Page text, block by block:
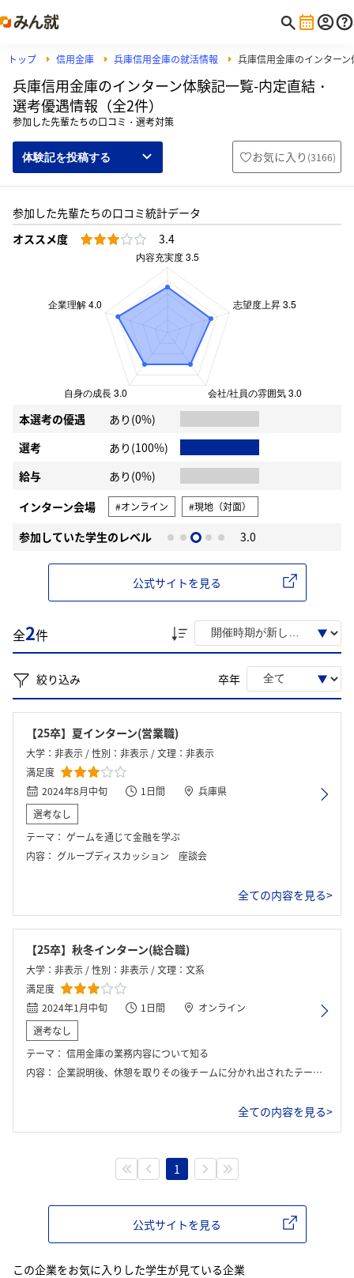
トップ 信用金庫 兵庫信用金庫の就活情報 兵庫信用金庫のインター
兵庫信用金庫のインターン体験記一覧-内定直結・
選考優遇情報（全2件）
参加した先輩たちの口コミ・選考対策
体験記を投稿する お気に入り (3166)
参加した先輩たちの口コミ統計データ
オススメ度
3.4
本選考の優遇
あり(0%)
選考
あり(100%)
給与
あり(0%)
インターン会場
#オンライン #現地（対面）
参加していた学生のレベル 3.0
公式サイトを見る
全2件
絞り込み 卒年
【25卒】夏インターン(営業職)
大学：非表示 / 性別：非表示 / 文理：非表示
満足度
2024年8月中旬
1日間
兵庫県
選考なし
テーマ： ゲームを通じて金融を学ぶ
内容： グループディスカッション 座談会
全ての内容を見る>
【25卒】秋冬インターン(総合職)
大学：非表示 / 性別：非表示 / 文理：文系
満足度
2024年1月中旬
1日間
オンライン
選考なし
テーマ： 信用金庫の業務内容について知る
内容： 企業説明後、休憩を取りその後チームに分かれ出されたテーマについて話し合う。(お客様から住宅ローンの申し込みがあった際、どのような情報が知りたいかについて)代表者を決め発表をし、各自フィードバックがあった。逆質問の時間もあり、終了という流れ。
全ての内容を見る>
1
公式サイトを見る
この企業をお気に入りした学生が見ている企業